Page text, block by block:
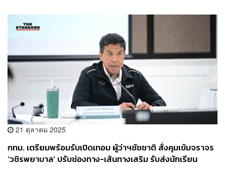
21 ตุลาคม 2025
กทม. เตรียมพร้อมรับเปิดเทอม ผู้ว่าฯชัชชาติ สั่งคุมเข้มจราจร
‘วชิรพยาบาล’ ปรับช่องทาง-เส้นทางเสริม รับส่งนักเรียน